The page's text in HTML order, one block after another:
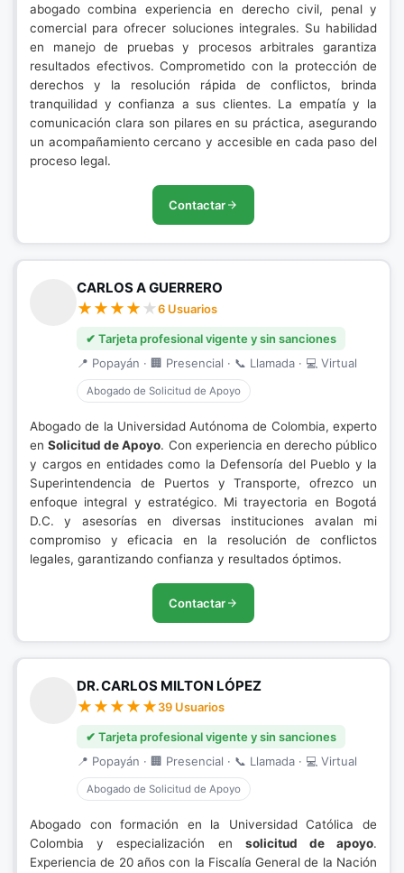
abogado combina experiencia en derecho civil, penal y
comercial para ofrecer soluciones integrales. Su habilidad
en manejo de pruebas y procesos arbitrales garantiza
resultados efectivos. Comprometido con la protección de
derechos y la resolución rápida de conflictos, brinda
tranquilidad y confianza a sus clientes. La empatía y la
comunicación clara son pilares en su práctica, asegurando
un acompañamiento cercano y accesible en cada paso del
proceso legal.
Contactar
CARLOS A GUERRERO
6 Usuarios
✔ Tarjeta profesional vigente y sin sanciones
📍 Popayán · 🏢 Presencial · 📞 Llamada · 💻 Virtual
Abogado de Solicitud de Apoyo
Abogado de la Universidad Autónoma de Colombia, experto
enSolicitud de Apoyo. Con experiencia en derecho público
y cargos en entidades como la Defensoría del Pueblo y la
Superintendencia de Puertos y Transporte, ofrezco un
enfoque integral y estratégico. Mi trayectoria en Bogotá
D.C. y asesorías en diversas instituciones avalan mi
compromiso y eficacia en la resolución de conflictos
legales, garantizando confianza y resultados óptimos.
Contactar
DR. CARLOS MILTON LÓPEZ
39 Usuarios
✔ Tarjeta profesional vigente y sin sanciones
📍 Popayán · 🏢 Presencial · 📞 Llamada · 💻 Virtual
Abogado de Solicitud de Apoyo
Abogado con formación en la Universidad Católica de
Colombia y especialización en solicitud de apoyo.
Experiencia de 20 años con la Fiscalía General de la Nación